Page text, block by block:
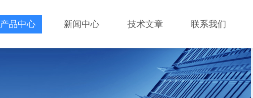
产品中心 新闻中心 技术文章 联系我们